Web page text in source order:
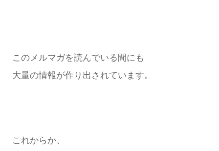
このメルマガを読んでいる間にも
大量の情報が作り出されています。
これからか、